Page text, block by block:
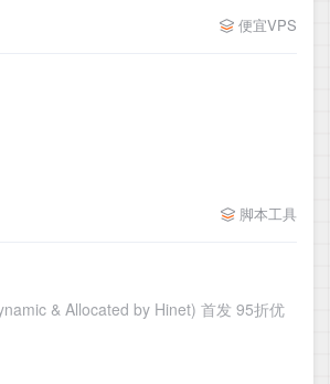
便宜VPS
脚本工具
& Allocated by Hinet) 首发 95折优